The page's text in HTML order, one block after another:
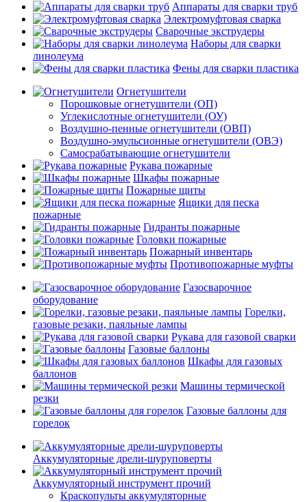
Аппараты для сварки труб
Электромуфтовая сварка
Сварочные экструдеры
Наборы для сварки
линолеума
Фены для сварки пластика
Огнетушители
Порошковые огнетушители (ОП)
Углекислотные огнетушители (ОУ)
Воздушно-пенные огнетушители (ОВП)
Воздушно-эмульсионные огнетушители (ОВЭ)
Самосрабатывающие огнетушители
Рукава пожарные
Шкафы пожарные
Пожарные щиты
Ящики для песка
пожарные
Гидранты пожарные
Головки пожарные
Пожарный инвентарь
Противопожарные муфты
Газосварочное
оборудование
Горелки,
газовые резаки, паяльные лампы
Рукава для газовой сварки
Газовые баллоны
Шкафы для газовых
баллонов
Машины термической
резки
Газовые баллоны для
горелок
Аккумуляторные дрели-шуруповерты
Аккумуляторный инструмент прочий
Краскопульты аккумуляторные